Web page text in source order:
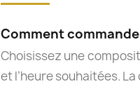
Comment
Choisissez une
et l’heure souhaitées.